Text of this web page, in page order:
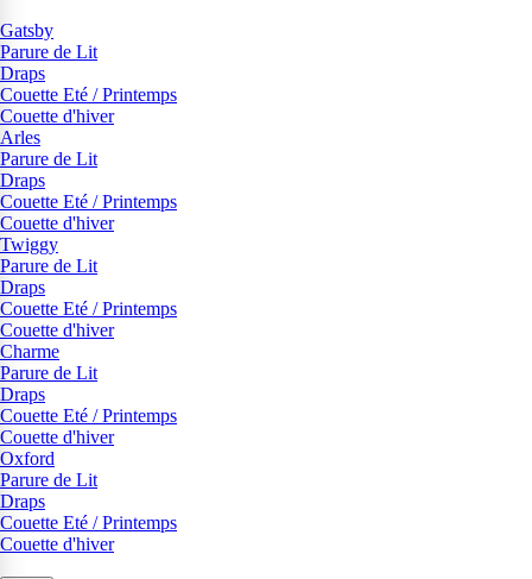
Gatsby
Parure de Lit
Draps
Couette Eté / Printemps
Couette d'hiver
Arles
Parure de Lit
Draps
Couette Eté / Printemps
Couette d'hiver
Twiggy
Parure de Lit
Draps
Couette Eté / Printemps
Couette d'hiver
Charme
Parure de Lit
Draps
Couette Eté / Printemps
Couette d'hiver
Oxford
Parure de Lit
Draps
Couette Eté / Printemps
Couette d'hiver